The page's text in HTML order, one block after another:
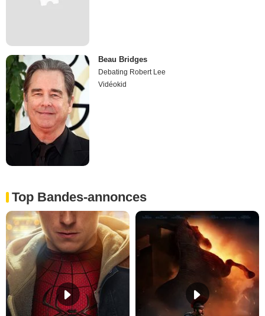
Beau Bridges
Debating Robert Lee
Vidéokid
Top Bandes-annonces